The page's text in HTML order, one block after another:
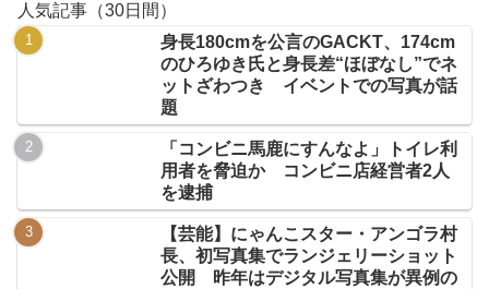
人気記事（30日間）
身長180cmを公言のGACKT、174cm
のひろゆき氏と身長差“ほぼなし”でネ
ットざわつき イベントでの写真が話
題
「コンビニ馬鹿にすんなよ」トイレ利
用者を脅迫か コンビニ店経営者2人
を逮捕
【芸能】にゃんこスター・アンゴラ村
長、初写真集でランジェリーショット
公開 昨年はデジタル写真集が異例の